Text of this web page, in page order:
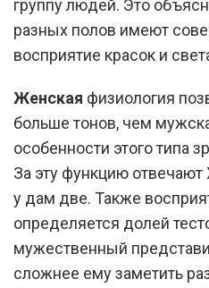
группу людей. Это
разных полов имеют
восприятие красок и
Женская физиология
больше тонов, чем
особенности этого типа
За эту функцию
у дам две. Также
определяется долей
мужественный
сложнее ему заметить